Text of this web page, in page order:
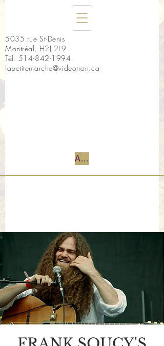
5035 rue St-Denis
Montréal, H2J 2L9
Tél: 514-842-1994
lapetitemarche@videotron.ca
Accueil